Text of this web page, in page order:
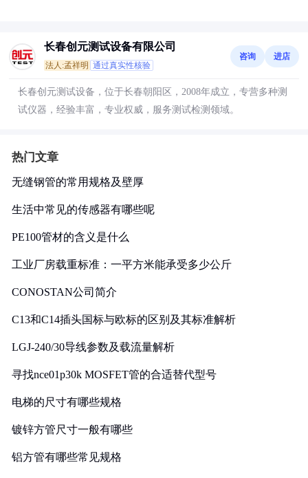
长春创元测试设备有限公司
法人:孟祥明 通过真实性核验
咨询 进店
长春创元测试设备，位于长春朝阳区，2008年成立，专营多种测
试仪器，经验丰富，专业权威，服务测试检测领域。
热门文章
无缝钢管的常用规格及壁厚
生活中常见的传感器有哪些呢
PE100管材的含义是什么
工业厂房载重标准：一平方米能承受多少公斤
CONOSTAN公司简介
C13和C14插头国标与欧标的区别及其标准解析
LGJ-240/30导线参数及载流量解析
寻找nce01p30k MOSFET管的合适替代型号
电梯的尺寸有哪些规格
镀锌方管尺寸一般有哪些
铝方管有哪些常见规格